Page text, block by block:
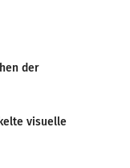
der
visuelle